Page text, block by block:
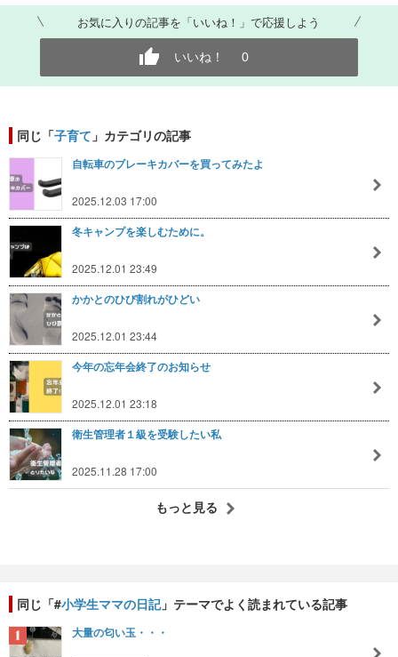
お気に入りの記事を「いいね！」で応援しよう
いいね！ 0
同じ「子育て 」カテゴリの記事
自転車のブレーキカバーを買ってみたよ
2025.12.03 17:00
冬キャンプを楽しむために。
2025.12.01 23:49
かかとのひび割れがひどい
2025.12.01 23:44
今年の忘年会終了のお知らせ
2025.12.01 23:18
衛生管理者１級を受験したい私
2025.11.28 17:00
もっと見る
同じ「#小学生ママの日記」テーマでよく読まれている記事
大量の匂い玉・・・